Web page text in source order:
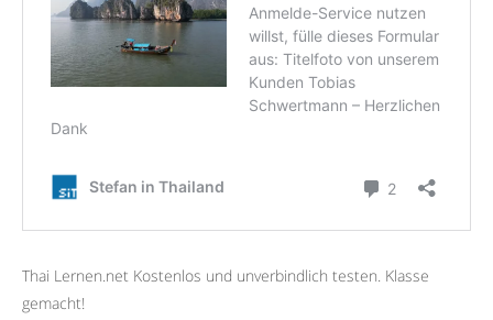
Thai Lernen.net Kostenlos und unverbindlich testen. Klasse
gemacht!